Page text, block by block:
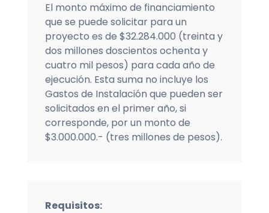
El monto máximo de financiamiento
que se puede solicitar para un
proyecto es de $32.284.000 (treinta y
dos millones doscientos ochenta y
cuatro mil pesos) para cada año de
ejecución. Esta suma no incluye los
Gastos de Instalación que pueden ser
solicitados en el primer año, si
corresponde, por un monto de
$3.000.000.- (tres millones de pesos).
Requisitos: